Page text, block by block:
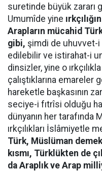
suretinde büyük zararı
Umumîde yine
Arapların mücahid
gibi, şimdi de uhuvvet-i
edilebilir ve istirahat-i
dinsizler, yine o
çalıştıklarına emareler
hareketle başkasının
seciye-i fıtrîsi olduğu
dünyanın her tarafında
ırkçılıkları İslâmiyetle
Türk, Müslüman
kısmı, Türklükten de
da Araplık ve Arap